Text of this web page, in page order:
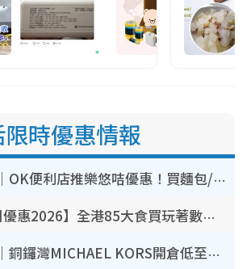
時優惠情報
長者優惠｜OK便利店推樂悠咭優惠！買麵包/牛奶/保健品拍卡即減
【8月生日優惠2026】全港85大食買玩著數攻略 自助餐/火鍋放題同行免費＋誠品/DONKI送現金券
開倉優惠｜銅鑼灣MICHAEL KORS開倉低至17折！直擊$500起買手袋/銀包/鞋款 必買經典Jet Set系列